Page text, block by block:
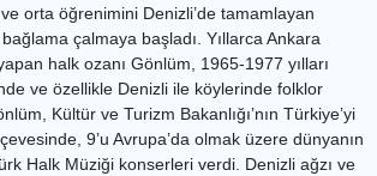
orta öğrenimini Denizli’de tamamlayan
çalmaya başladı. Yıllarca Ankara
halk ozanı Gönlüm, 1965-1977 yılları
ve özellikle Denizli ile köylerinde folklor
Kültür ve Turizm Bakanlığı’nın Türkiye’yi
9’u Avrupa’da olmak üzere dünyanın
Halk Müziği konserleri verdi. Denizli ağzı ve